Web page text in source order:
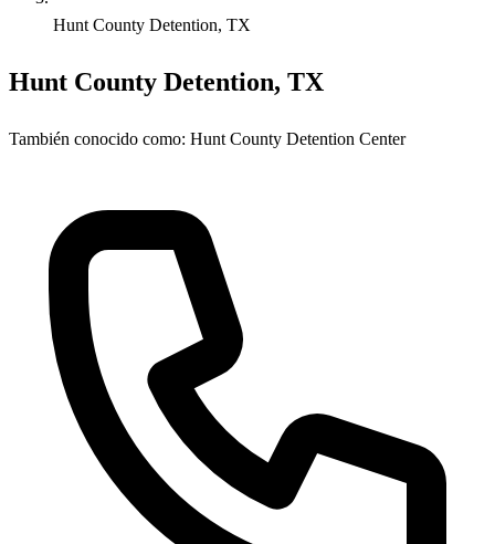
Hunt County Detention, TX
Hunt County Detention, TX
También conocido como: Hunt County Detention Center